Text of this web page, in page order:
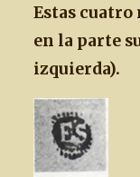
Estas cuatro
en la parte
izquierda).